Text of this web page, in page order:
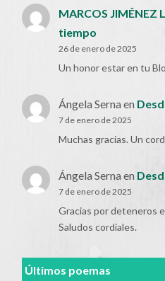
MARCOS JIMÉNEZ
tiempo
26 de enero de 2025
Un honor estar en tu
Ángela Serna en
7 de enero de 2025
Muchas gracias. Un
Ángela Sernaen
7 de enero de 2025
Gracias por deteneros
Saludos cordiales.
Últimos poemas